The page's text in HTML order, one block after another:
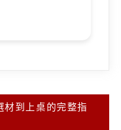
材到上桌的完整指